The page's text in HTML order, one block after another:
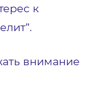
к
внимание